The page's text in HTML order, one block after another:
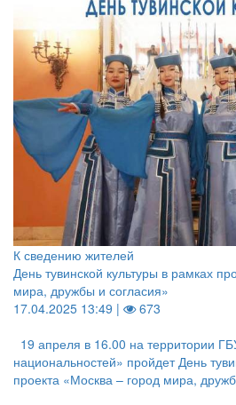
К сведению жителей
День тувинской культуры в рамках
мира, дружбы и согласия»
17.04.2025 13:49 |
673
19 апреля в 16.00 на территории
национальностей» пройдет День
проекта «Москва – город мира,